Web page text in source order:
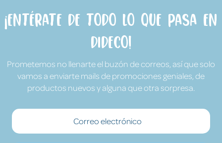
¡Entérate de todo lo que pasa en
Dideco!
Prometemos no llenarte el buzón de correos, así que solo
vamos a enviarte mails de promociones geniales, de
productos nuevos y alguna que otra sorpresa.